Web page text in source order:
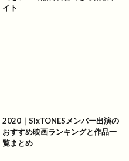
イト
2020｜SixTONESメンバー出演の
おすすめ映画ランキングと作品一
覧まとめ